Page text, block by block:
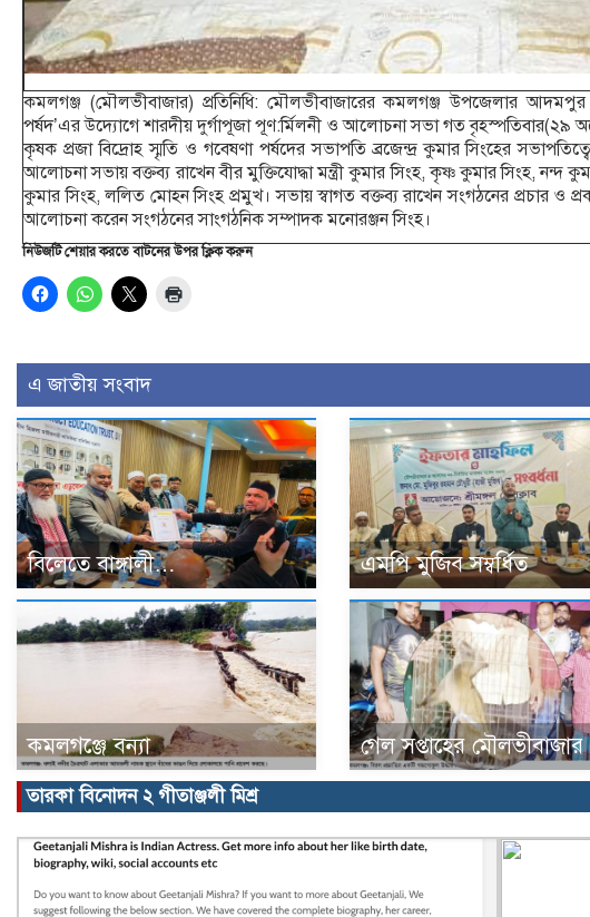
কমলগঞ্জ (মৌলভীবাজার) প্রতিনিধি: মৌলভীবাজারের কমলগঞ্জ উপজেলার আদমপুর
পর্ষদ’এর উদ্যোগে শারদীয় দুর্গাপূজা পূণ:র্মিলনী ও আলোচনা সভা গত বৃহস্পতিবার(২৯
কৃষক প্রজা বিদ্রোহ স্মৃতি ও গবেষণা পর্ষদের সভাপতি ব্রজেন্দ্র কুমার সিংহের
আলোচনা সভায় বক্তব্য রাখেন বীর মুক্তিযোদ্ধা মন্ত্রী কুমার সিংহ, কৃষ্ণ কুমার সিংহ, নন্দ
কুমার সিংহ, ললিত মোহন সিংহ প্রমুখ। সভায় স্বাগত বক্তব্য রাখেন সংগঠনের প্রচার ও
আলোচনা করেন সংগঠনের সাংগঠনিক সম্পাদক মনোরঞ্জন সিংহ।
নিউজটি শেয়ার করতে বাটনের উপর ক্লিক করুন
এ জাতীয় সংবাদ
বিলেতে বাঙ্গালী… এমপি মুজিব সম্বর্ধিত
কমলগঞ্জে বন্যা গেল সপ্তাহের মৌলভীবাজার
তারকা বিনোদন ২ গীতাঞ্জলী মিশ্র